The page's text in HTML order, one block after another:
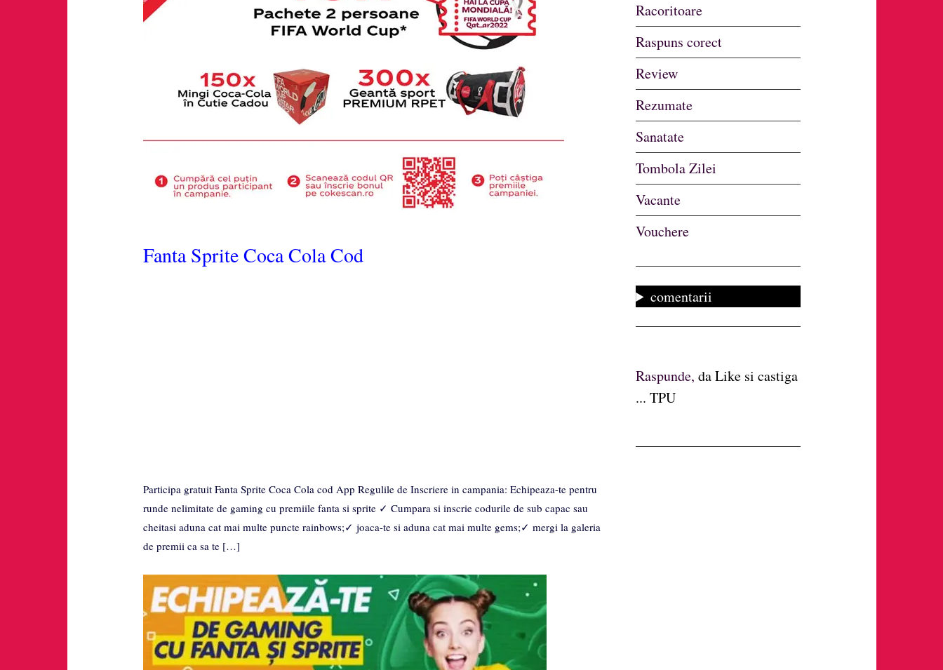
Fanta Sprite Coca Cola Cod
Participa gratuit Fanta Sprite Coca Cola cod App Regulile de Inscriere in campania: Echipeaza-te pentru
runde nelimitate de gaming cu premiile fanta si sprite ✓ Cumpara si inscrie codurile de sub capac sau
cheitasi aduna cat mai multe puncte rainbows;✓ joaca-te si aduna cat mai multe gems;✓ mergi la galeria
de premii ca sa te […]
Racoritoare
Raspuns corect
Review
Rezumate
Sanatate
Tombola Zilei
Vacante
Vouchere
comentarii
Raspunde, da Like si castiga
... TPU